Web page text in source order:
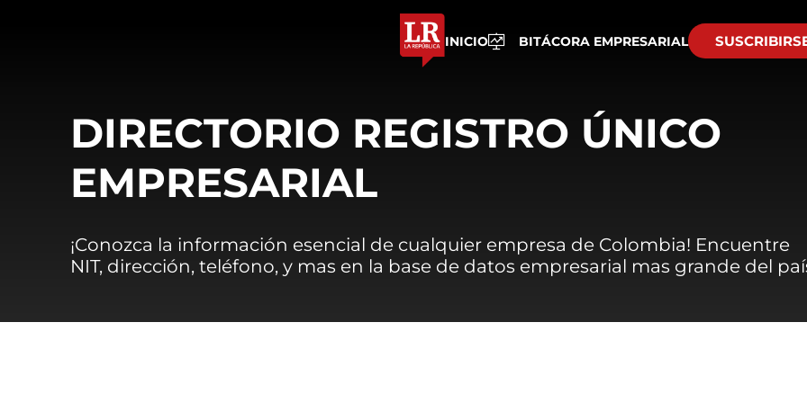
INICIO BITÁCORA EMPRESARIAL
DIRECTORIO REGISTRO ÚNICO
EMPRESARIAL
¡Conozca la información esencial de cualquier empresa de Colombia! Encuentre
NIT, dirección, teléfono, y mas en la base de datos empresarial mas grande del